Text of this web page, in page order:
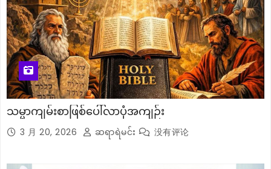
သမ္မာကျမ်းစာဖြစ်ပေါ်လာပုံအကျဉ်း
3 月 20, 2026 ဆရာရဲမင်း 没有评论